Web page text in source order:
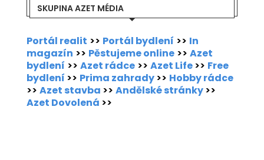
SKUPINA AZET MÉDIA
Portál realit >> Portál bydlení >> In
magazín >> Pěstujeme online >> Azet
bydlení >> Azet rádce >> Azet Life>> Free
bydlení >> Prima zahrady>> Hobby rádce
>> Azet stavba >> Andělské stránky>>
Azet Dovolená >>